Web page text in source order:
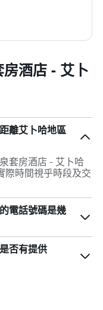
酒店 - 艾卜
離艾卜哈地區
套房酒店 - 艾卜哈
際時間視乎時段及交
電話號碼是幾
否有提供